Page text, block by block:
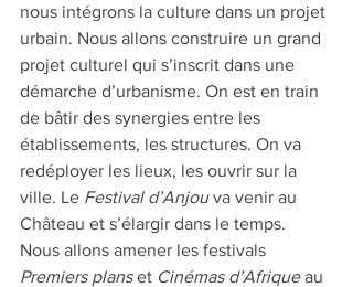
nous intégrons la culture dans un projet
urbain. Nous allons construire un grand
projet culturel qui s’inscrit dans une
démarche d’urbanisme. On est en train
de bâtir des synergies entre les
établissements, les structures. On va
redéployer les lieux, les ouvrir sur la
ville. Le Festival d’Anjou va venir au
Château et s’élargir dans le temps.
Nous allons amener les festivals
Premiers plans et Cinémas d’Afrique au